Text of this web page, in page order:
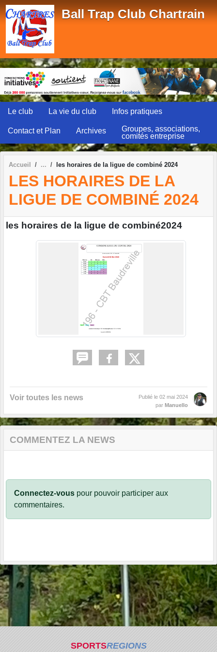
Ball Trap Club Chartrain
Le club La vie du club Infos pratiques
Contact et Plan Archives
Groupes, associations,
comités entreprise
Accueil les horaires de la ligue de combiné 2024
LES HORAIRES DE LA
LIGUE DE COMBINÉ 2024
les horaires de la ligue de combiné2024
Voir toutes les news Publié le 02 mai 2024
par Manuello
COMMENTEZ LA NEWS
Connectez-vous pour pouvoir participer aux
commentaires.
SPORTSREGIONS
Panneau de gestion des cookies